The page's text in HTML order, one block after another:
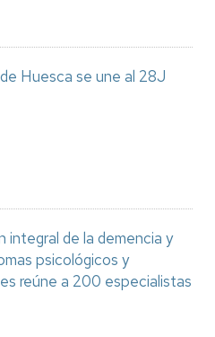
Huesca se une al 28J
integral de la demencia y
psicológicos y
reúne a 200 especialistas